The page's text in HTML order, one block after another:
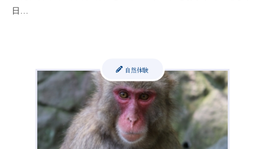
日…
自然体験